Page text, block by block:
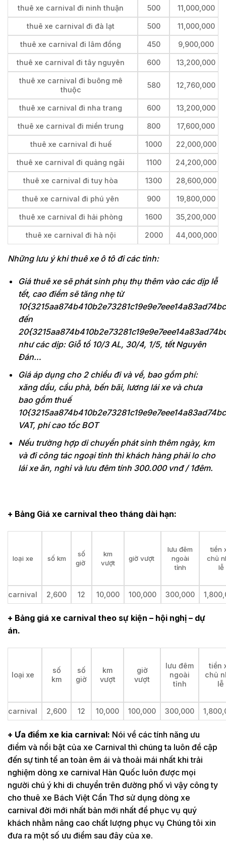
thuê xe carnival đi ninh thuận 500 11,000,000
thuê xe carnival đi đà lạt 500 11,000,000
thuê xe carnival đi lâm đồng 450 9,900,000
thuê xe carnival đi tây nguyên 600 13,200,000
thuê xe carnival đi buông mê
thuộc
580 12,760,000
thuê xe carnival đi nha trang 600 13,200,000
thuê xe carnival đi miền trung 800 17,600,000
thuê xe carnival đi huế 1000 22,000,000
thuê xe carnival đi quảng ngãi 1100 24,200,000
thuê xe carnival đi tuy hòa 1300 28,600,000
thuê xe carnival đi phú yên 900 19,800,000
thuê xe carnival đi hải phòng 1600 35,200,000
thuê xe carnival đi hà nội 2000 44,000,000
Những lưu ý khi thuê xe ô tô đi các tỉnh:
Giá thuê xe sẽ phát sinh phụ thụ thêm vào các dịp lễ
tết, cao điểm sẽ tăng nhẹ từ
đến
như các dịp: Giỗ tổ 10/3 AL, 30/4, 1/5, tết Nguyên
Đán…
Giá áp dụng cho 2 chiều đi và về, bao gồm phí:
xăng dầu, cầu phà, bến bãi, lương lái xe và chưa
bao gồm thuế
VAT, phí cao tốc BOT
Nếu trường hợp di chuyển phát sinh thêm ngày, km
và đi công tác ngoại tỉnh thì khách hàng phải lo cho
lái xe ăn, nghỉ và lưu đêm tính 300.000 vnđ / 1đêm.
+ Bảng Giá xe carnival theo tháng dài hạn:
loại xe số km
số
giờ
km
vượt
giờ vượt
lưu đêm
ngoài
tỉnh
tiền
chủ
lễ
carnival 2,600 12 10,000 100,000 300,000
+ Bảng giá xe carnival theo sự kiện – hội nghị – dự
án.
loại xe
số
km
số
giờ
km
vượt
giờ
vượt
lưu đêm
ngoài
tỉnh
tiền
chủ
lễ
carnival 2,600 12 10,000 100,000 300,000
+ Ưa điểm xe kia carnival: Nói về các tính năng ưu
điểm và nổi bật của xe Carnival thì chúng ta luôn đề cập
đến sự tinh tế an toàn êm ái và thoải mái nhất khi trải
nghiệm dòng xe carnival Hàn Quốc luôn được mọi
người chú ý khi di chuyển trên đường phố vì vậy công ty
cho thuê xe Bách Việt Cần Thơ sử dụng dòng xe
carnival đời mới nhất bản mới nhất để phục vụ quý
khách nhằm nâng cao chất lượng phục vụ Chúng tôi xin
đưa ra một số ưu điểm sau đây của xe.